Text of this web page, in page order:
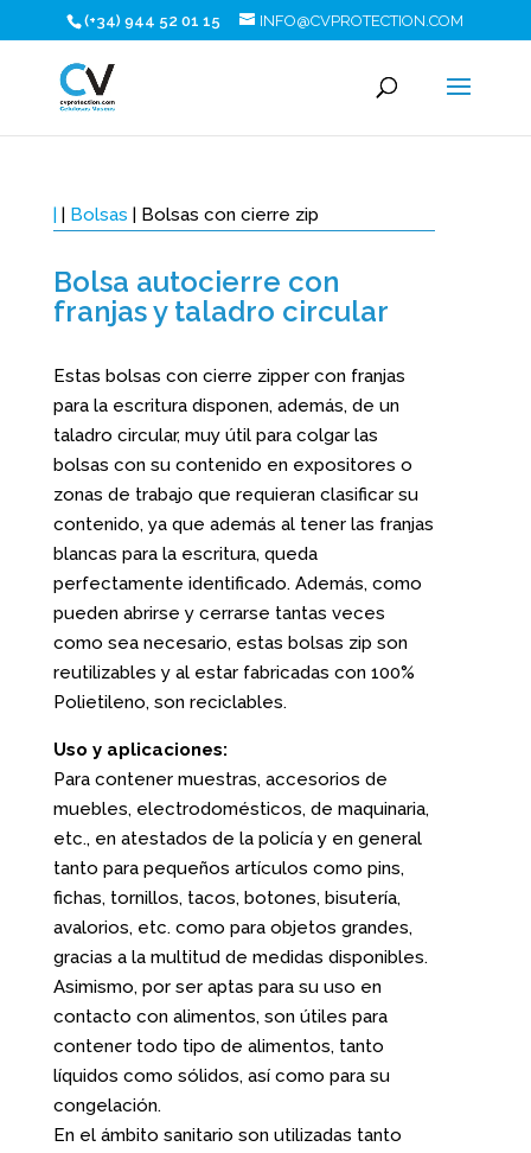
(+34) 944 52 01 15 INFO@CVPROTECTION.COM
| | Bolsas | Bolsas con cierre zip
Bolsa autocierre con
franjas y taladro circular
Estas bolsas con cierre zipper con franjas
para la escritura disponen, además, de un
taladro circular, muy útil para colgar las
bolsas con su contenido en expositores o
zonas de trabajo que requieran clasificar su
contenido, ya que además al tener las franjas
blancas para la escritura, queda
perfectamente identificado. Además, como
pueden abrirse y cerrarse tantas veces
como sea necesario, estas bolsas zip son
reutilizables y al estar fabricadas con 100%
Polietileno, son reciclables.
Uso y aplicaciones:
Para contener muestras, accesorios de
muebles, electrodomésticos, de maquinaria,
etc., en atestados de la policía y en general
tanto para pequeños artículos como pins,
fichas, tornillos, tacos, botones, bisutería,
avalorios, etc. como para objetos grandes,
gracias a la multitud de medidas disponibles.
Asimismo, por ser aptas para su uso en
contacto con alimentos, son útiles para
contener todo tipo de alimentos, tanto
líquidos como sólidos, así como para su
congelación.
En el ámbito sanitario son utilizadas tanto